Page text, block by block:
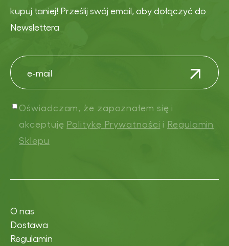
kupuj taniej! Prześlij swój email, aby dołączyć do
Newslettera
Oświadczam, że zapoznałem się i
akceptuję Politykę Prywatności i Regulamin
Sklepu
O nas
Dostawa
Regulamin